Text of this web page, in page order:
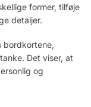
former, tilføje
detaljer.
bordkortene,
Det viser, at
og